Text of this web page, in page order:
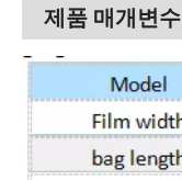
제품 매개변수